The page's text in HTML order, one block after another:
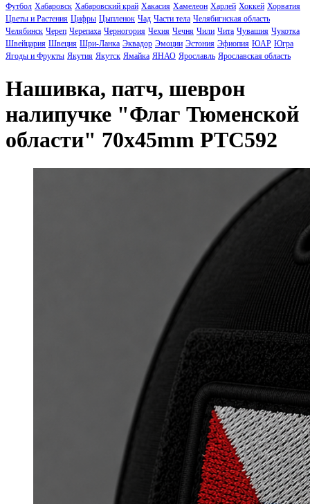
Футбол Хабаровск Хабаровский край Хакасия Хамелеон Харлей Хоккей Хорватия
Цветы и Растения Цифры Цыпленок Чад Части тела Челябигнская область
Челябинск Череп Черепаха Черногория Чехия Чечня Чили Чита Чувашия Чукотка
Швейцария Швеция Шри-Ланка Эквадор Эмоции Эстония Эфиопия ЮАР Югра
Ягоды и Фрукты Якутия Якутск Ямайка ЯНАО Ярославль Ярославская область
Нашивка, патч, шеврон
налипучке "Флаг Тюменской
области" 70x45mm PTC592